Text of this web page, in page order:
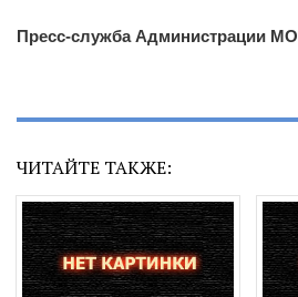
Пресс-служба Администрации
ЧИТАЙТЕ ТАКЖЕ: